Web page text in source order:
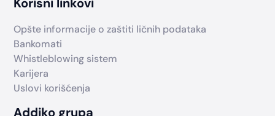
Korisni linkovi
Opšte informacije o zaštiti ličnih podataka
Bankomati
Whistleblowing sistem
Karijera
Uslovi korišćenja
Addiko grupa